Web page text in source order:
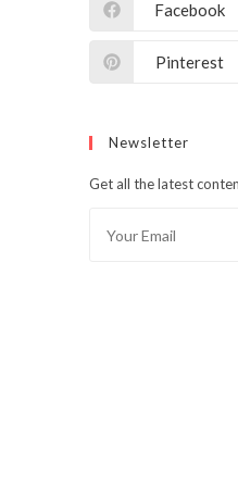
Facebook
Pinterest
Newsletter
Get all the latest